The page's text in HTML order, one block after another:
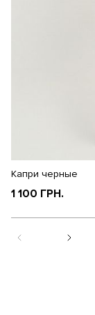
Капри черные
1 100 ГРН.